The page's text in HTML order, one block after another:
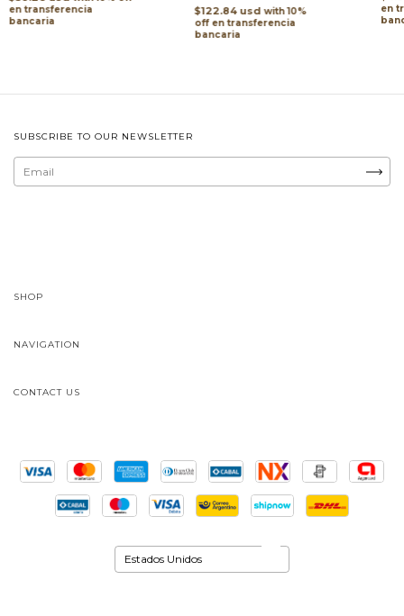
transferencia
bancaria
$122.84 usdwith
transferencia
bancaria
SUBSCRIBE TO OUR NEWSLETTER
SHOP
NAVIGATION
CONTACT US